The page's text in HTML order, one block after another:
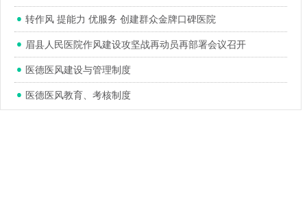
转作风 提能力 优服务 创建群众金牌口碑医院
眉县人民医院作风建设攻坚战再动员再部署会议召开
医德医风建设与管理制度
医德医风教育、考核制度